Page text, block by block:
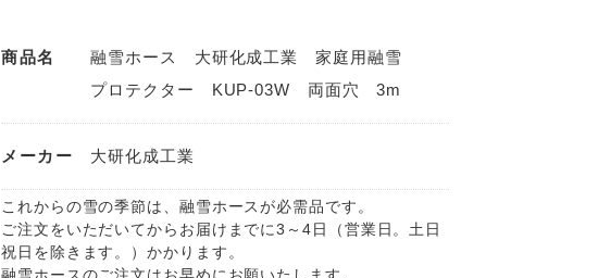
商品名
融雪ホース 大研化成工業 家庭用融雪
プロテクター KUP-03W 両面穴 3m
メーカー 大研化成工業
これからの雪の季節は、融雪ホースが必需品です。
ご注文をいただいてからお届けまでに3～4日（営業日。土日
祝日を除きます。）かかります。